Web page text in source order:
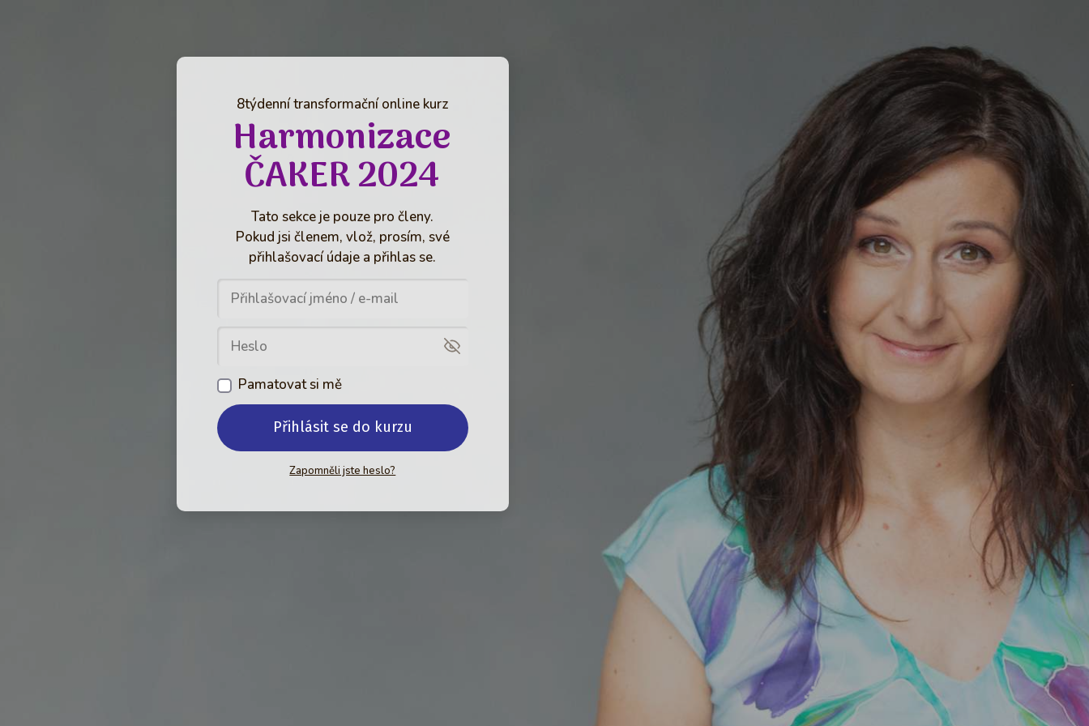
8týdenní transformační online kurz
Harmonizace
ČAKER 2024
Tato sekce je pouze pro členy.
Pokud jsi členem, vlož, prosím, své
přihlašovací údaje a přihlas se.
Pamatovat si mě
Přihlásit se do kurzu
Zapomněli jste heslo?